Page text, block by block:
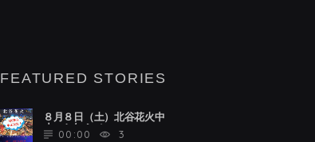
FEATURED STORIES
８月８日（土）北谷花火中
止のお知らせ
00:00 3